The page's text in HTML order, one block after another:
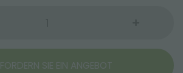
FORDERN SIE EIN ANGEBOT